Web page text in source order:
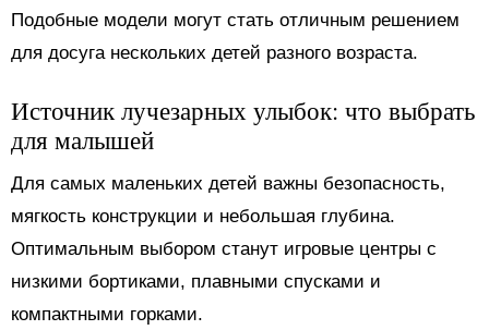
Подобные модели могут стать отличным решением
для досуга нескольких детей разного возраста.
Источник лучезарных улыбок: что выбрать
для малышей
Для самых маленьких детей важны безопасность,
мягкость конструкции и небольшая глубина.
Оптимальным выбором станут игровые центры с
низкими бортиками, плавными спусками и
компактными горками.